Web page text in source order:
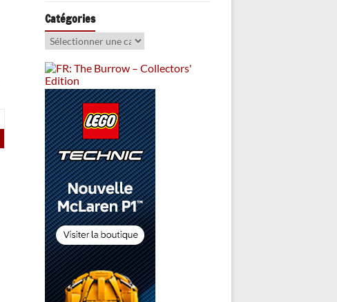
Catégories
Catégories